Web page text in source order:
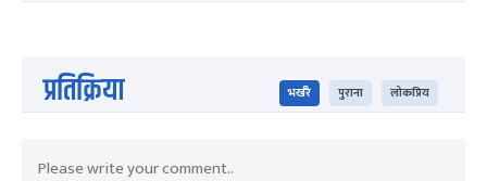
प्रतिक्रिया भर्खरै पुराना लोकप्रिय